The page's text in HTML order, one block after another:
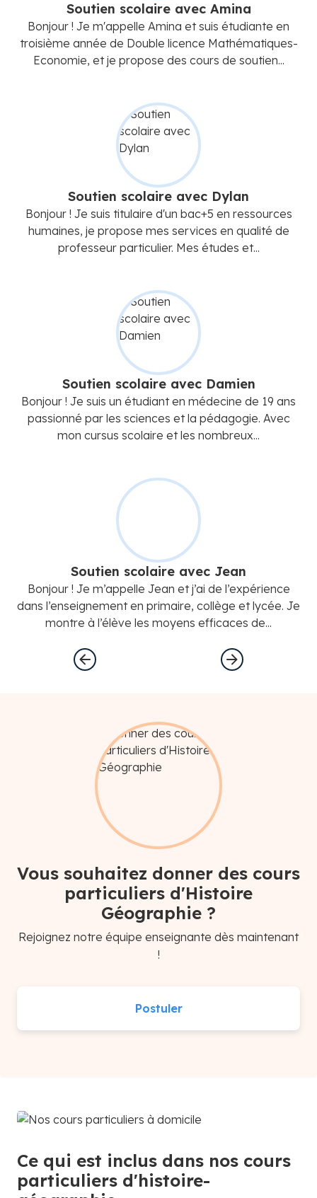
Soutien scolaire avec Amina
Bonjour ! Je m'appelle Amina et suis étudiante en
troisième année de Double licence Mathématiques-
Economie, et je propose des cours de soutien...
Soutien scolaire avec Dylan
Bonjour ! Je suis titulaire d'un bac+5 en ressources
humaines, je propose mes services en qualité de
professeur particulier. Mes études et...
Soutien scolaire avec Damien
Bonjour ! Je suis un étudiant en médecine de 19 ans
passionné par les sciences et la pédagogie. Avec
mon cursus scolaire et les nombreux...
Soutien scolaire avec Jean
Bonjour ! Je m’appelle Jean et j’ai de l’expérience
dans l’enseignement en primaire, collège et lycée. Je
montre à l’élève les moyens efficaces de...
Vous souhaitez donner des cours
particuliers d'Histoire
Géographie ?
Rejoignez notre équipe enseignante dès maintenant
!
Postuler
Ce qui est inclus dans nos cours
particuliers d'histoire-